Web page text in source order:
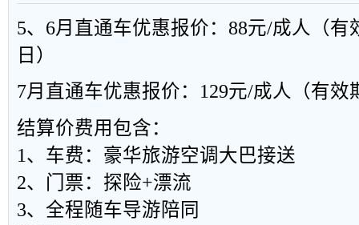
5、6月直通车优惠报价：88元/成人（有
日）
7月直通车优惠报价：129元/成人（有效
结算价费用包含：
1、车费：豪华旅游空调大巴接送
2、门票：探险+漂流
3、全程随车导游陪同